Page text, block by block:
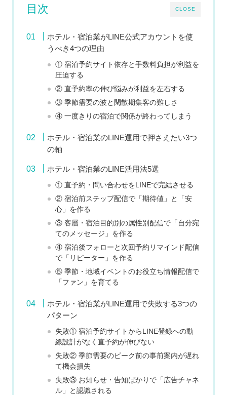
CLOSE
目次
ホテル・宿泊業がLINE公式アカウントを使
うべき4つの理由
① 宿泊予約サイト依存と手数料負担が利益を
圧迫する
② 直予約率の伸び悩みが利益を左右する
③ 季節需要の波と閑散期集客の難しさ
④ 一度きりの宿泊で関係が終わってしまう
ホテル・宿泊業のLINE運用で押さえたい3つ
の軸
ホテル・宿泊業のLINE活用法5選
① 直予約・問い合わせをLINEで完結させる
② 宿泊前ステップ配信で「期待値」と「安
心」を作る
③ 客層・宿泊目的別の属性別配信で「自分宛
てのメッセージ」を作る
④ 宿泊後フォローと次回予約リマインド配信
で「リピーター」を作る
⑤ 季節・地域イベントのお役立ち情報配信で
「ファン」を育てる
ホテル・宿泊業がLINE運用で失敗する3つの
パターン
失敗① 宿泊予約サイトからLINE登録への動
線設計がなく直予約が伸びない
失敗② 季節需要のピーク前の事前案内が遅れ
て機会損失
失敗③ お知らせ・告知ばかりで「広告チャネ
ル」と認識される